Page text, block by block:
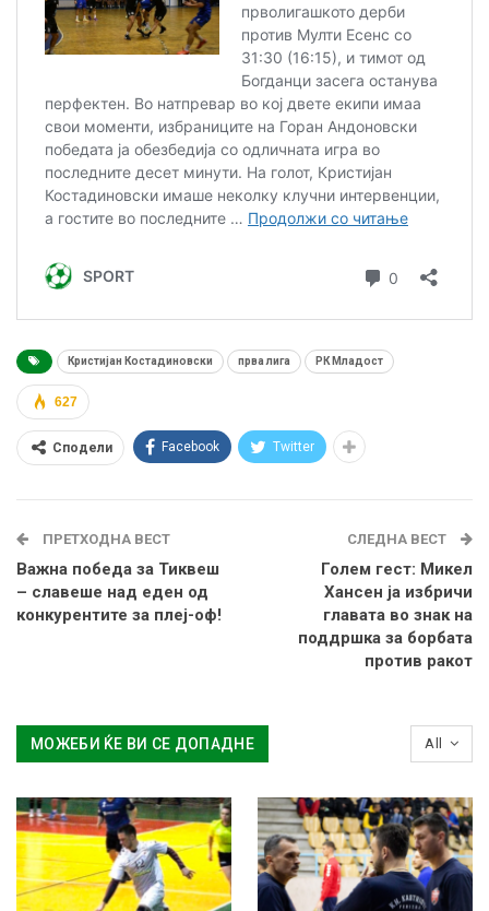
Кристијан Костадиновски прва лига РК Младост
627
Сподели Facebook Twitter
ПРЕТХОДНА ВЕСТ
Важна победа за Тиквеш
– славеше над еден од
конкурентите за плеј-оф!
СЛЕДНА ВЕСТ
Голем гест: Микел
Хансен ја избричи
главата во знак на
поддршка за борбата
против ракот
All
МОЖЕБИ ЌЕ ВИ СЕ ДОПАДНЕ